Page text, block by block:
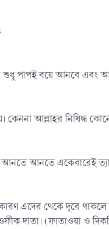
শুধু পাপই বয়ে আনবে এবং
কেননা আল্লাহর নিষিদ্ধ
আনতে একেবারেই
এদের থেকে দূরে
দাতা। (ফাতাওয়া ও